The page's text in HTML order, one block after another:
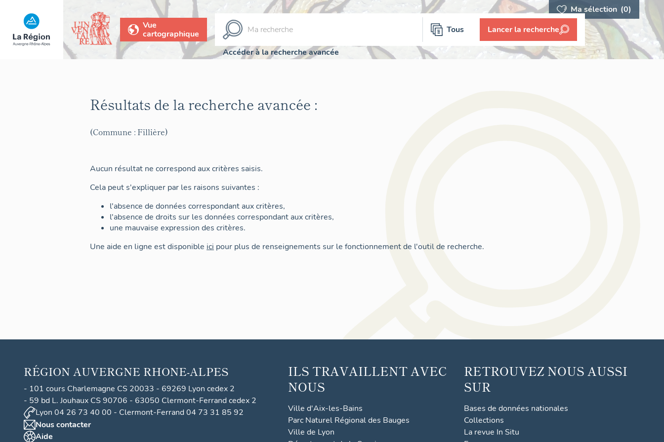
Ma sélection (0)
Vue
cartographique
Tous Lancer la recherche
Accéder à la recherche avancée
Résultats de la recherche avancée :
(Commune : Fillière)
Aucun résultat ne correspond aux critères saisis.
Cela peut s'expliquer par les raisons suivantes :
l'absence de données correspondant aux critères,
l'absence de droits sur les données correspondant aux critères,
une mauvaise expression des critères.
Une aide en ligne est disponible ici pour plus de renseignements sur le fonctionnement de l'outil de recherche.
RÉGION AUVERGNE RHONE-ALPES
- 101 cours Charlemagne CS 20033 - 69269 Lyon cedex 2
- 59 bd L. Jouhaux CS 90706 - 63050 Clermont-Ferrand cedex 2
Lyon 04 26 73 40 00 - Clermont-Ferrand 04 73 31 85 92
Nous contacter
Aide
ILS TRAVAILLENT AVEC
NOUS
Ville d'Aix-les-Bains
Parc Naturel Régional des Bauges
Ville de Lyon
RETROUVEZ NOUS AUSSI
SUR
Bases de données nationales
Collections
La revue In Situ